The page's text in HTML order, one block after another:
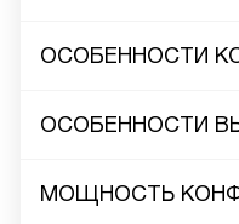
ОСОБЕННОСТИ
ОСОБЕННОСТИ
МОЩНОСТЬ